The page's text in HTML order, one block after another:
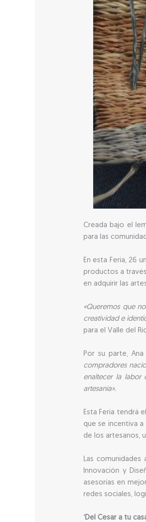
Creada bajo el
para las
En esta Feria, 26
productos a
en adquirir las
«Queremos que
creatividad e
para el Valle del
Por su parte,
compradores
enaltecer la labor
artesanía».
Esta Feria tendrá
que se incentiva
de los artesanos,
Las
Innovación y
asesorías en
redes sociales,
‘Del Cesar a tu